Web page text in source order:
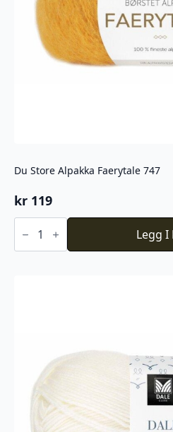
Du Store Alpakka Faerytale 747
kr 119
Du
Store
Faerytale
Legg